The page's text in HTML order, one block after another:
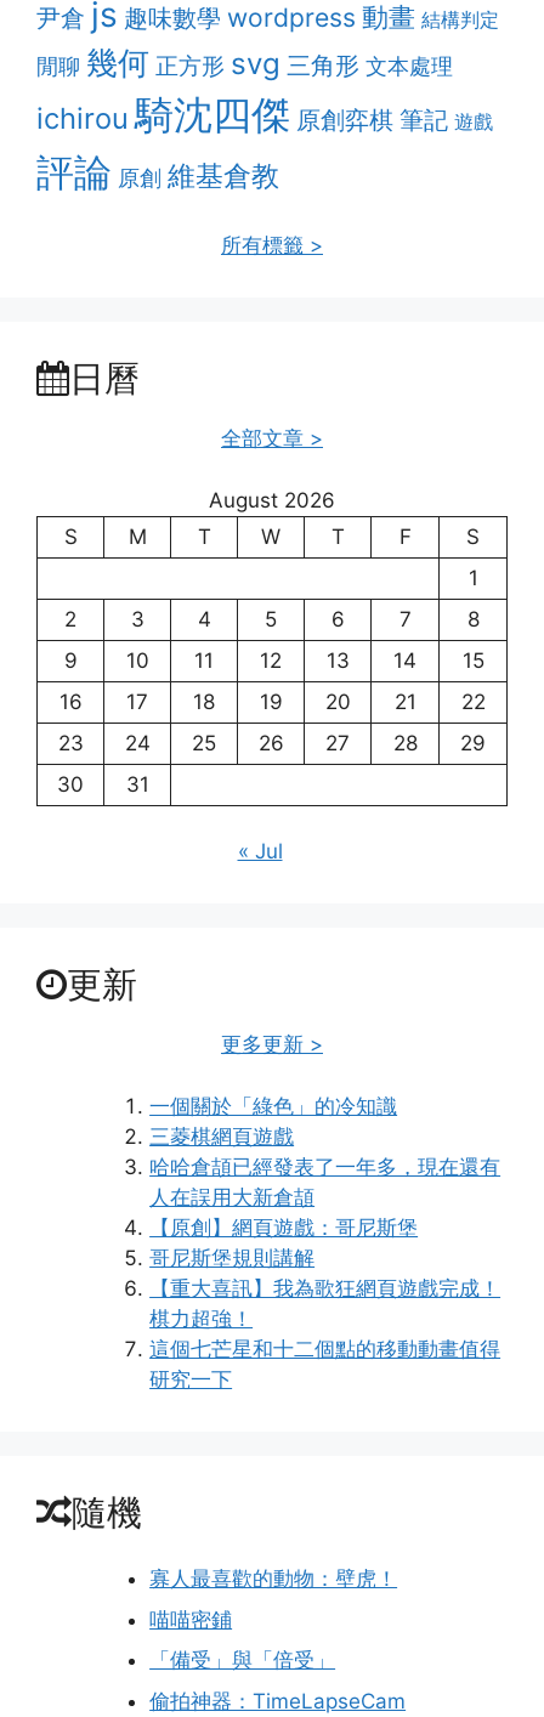
尹倉 js 趣味數學 wordpress 動畫 結構判定
閒聊 幾何 正方形 svg 三角形 文本處理
ichirou 騎沈四傑 原創弈棋 筆記 遊戲
評論 原創 維基倉教
所有標籤 >
日曆
全部文章 >
August 2026
S
M T W T F
S
1
2
3 4 5 6 7
8
9
10 11 12 13 14
15
16
17 18 19 20 21
22
23
24 25 26 27 28
29
30
31
« Jul
更新
更多更新 >
一個關於「綠色」的冷知識
三菱棋網頁遊戲
哈哈倉頡已經發表了一年多，現在還有
人在誤用大新倉頡
【原創】網頁遊戲：哥尼斯堡
哥尼斯堡規則講解
【重大喜訊】我為歌狂網頁遊戲完成！
棋力超強！
這個七芒星和十二個點的移動動畫值得
研究一下
隨機
寡人最喜歡的動物：壁虎！
喵喵密鋪
「備受」與「倍受」
偷拍神器：TimeLapseCam